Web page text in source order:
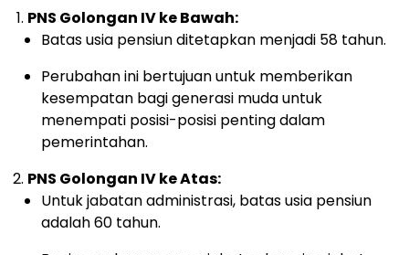
PNS Golongan IV ke Bawah:
Batas usia pensiun ditetapkan menjadi 58 tahun.
Perubahan ini bertujuan untuk memberikan
kesempatan bagi generasi muda untuk
menempati posisi-posisi penting dalam
pemerintahan.
PNS Golongan IV ke Atas:
Untuk jabatan administrasi, batas usia pensiun
adalah 60 tahun.